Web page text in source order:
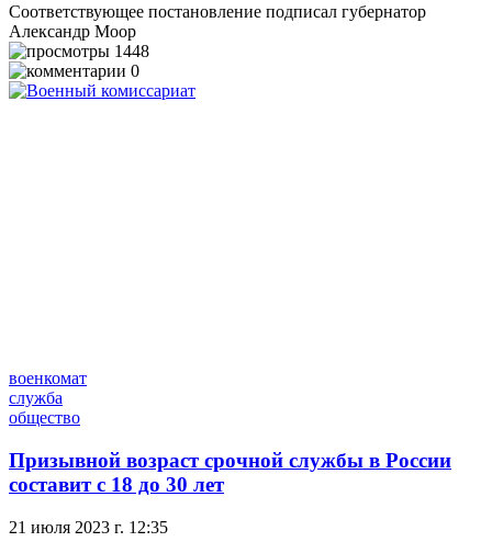
Соответствующее постановление подписал губернатор
Александр Моор
1448
0
военкомат
служба
общество
Призывной возраст срочной службы в России
составит с 18 до 30 лет
21 июля 2023 г. 12:35